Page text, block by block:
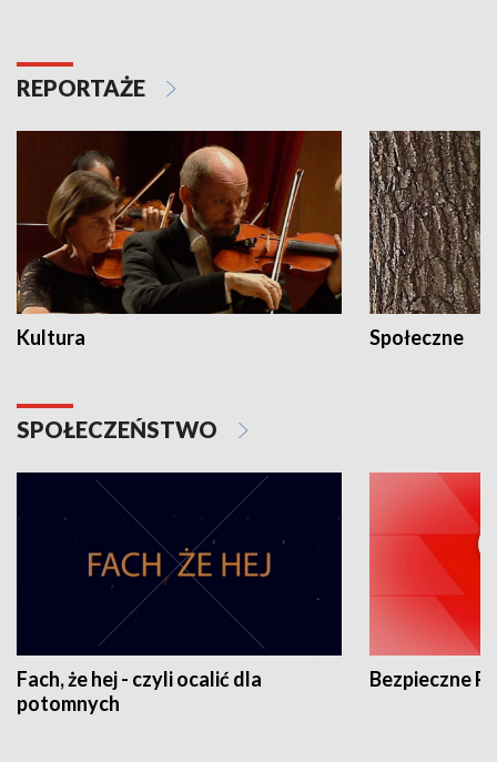
REPORTAŻE
Kultura Społeczne
SPOŁECZEŃSTWO
Fach, że hej - czyli ocalić dla
potomnych
Bezpieczne